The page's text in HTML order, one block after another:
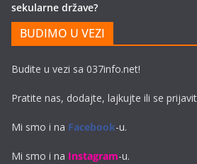
sekularne države?
BUDIMO U VEZI
Budite u vezi sa 037info.net!
Pratite nas, dodajte, lajkujte ili se
Mi smo i na Facebook-u.
Mi smo i na Instagram-u.